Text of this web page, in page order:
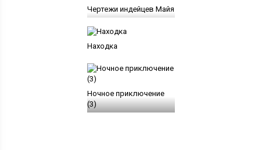
Чертежи индейцев Майя
Находка
Ночное приключение
(3)